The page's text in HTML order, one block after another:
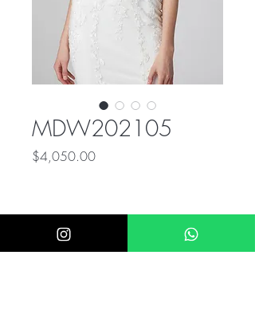
MDW202105
$4,050.00Precio